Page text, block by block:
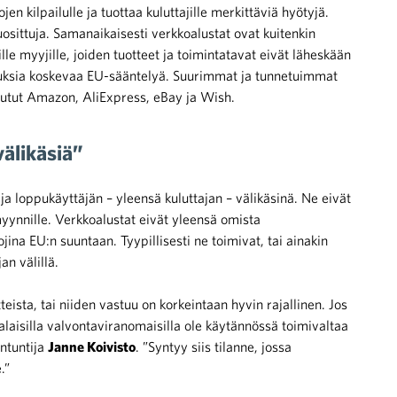
kilpailulle ja tuottaa kuluttajille merkittäviä hyötyjä.
Samanaikaisesti verkkoalustat ovat kuitenkin
myyjille, joiden tuotteet ja toimintatavat eivät läheskään
koskevaa EU-sääntelyä. Suurimmat ja tunnetuimmat
Amazon, AliExpress, eBay ja Wish.
loppukäyttäjän – yleensä kuluttajan – välikäsinä. Ne eivät
Verkkoalustat eivät yleensä omista
EU:n suuntaan. Tyypillisesti ne toimivat, tai ainakin
välillä.
tai niiden vastuu on korkeintaan hyvin rajallinen. Jos
valvontaviranomaisilla ole käytännössä toimivaltaa
Janne Koivisto . ”Syntyy siis tilanne, jossa